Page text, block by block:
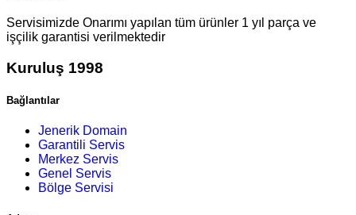
Servisimizde Onarımı yapılan tüm ürünler 1 yıl parça ve
işçilik garantisi verilmektedir
Kuruluş 1998
Bağlantılar
Jenerik Domain
Garantili Servis
Merkez Servis
Genel Servis
Bölge Servisi